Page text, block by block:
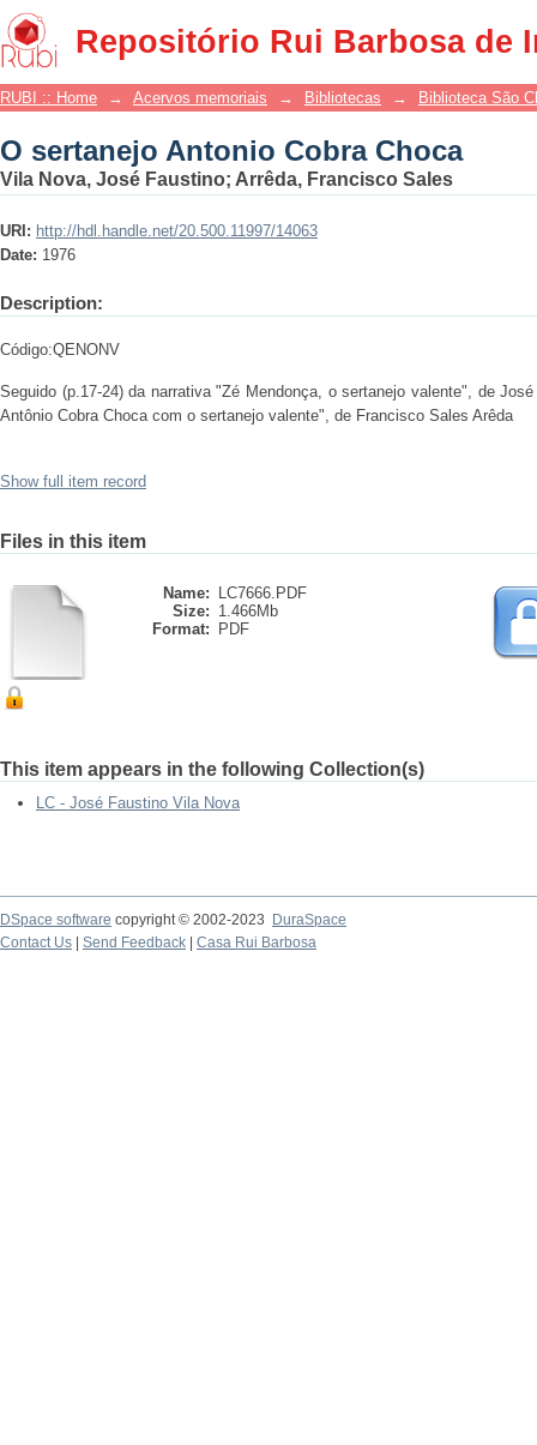
Repositório Rui Barbosa de
O sertanejo Antonio Cobra Choca
RUBI :: Home → Acervos memoriais → Bibliotecas → Biblioteca São
O sertanejo Antonio Cobra Choca
Vila Nova, José Faustino; Arrêda, Francisco Sales
URI: http://hdl.handle.net/20.500.11997/14063
Date: 1976
Description:
Código:QENONV
Seguido (p.17-24) da narrativa "Zé Mendonça, o sertanejo valente", de
Antônio Cobra Choca com o sertanejo valente", de Francisco Sales Arêda
Show full item record
Files in this item
Name:
LC7666.PDF
Size: 1.466Mb
Format:
PDF
This item appears in the following Collection(s)
LC - José Faustino Vila Nova
DSpace software copyright © 2002-2023
DuraSpace
Contact Us
Send Feedback Casa Rui Barbosa